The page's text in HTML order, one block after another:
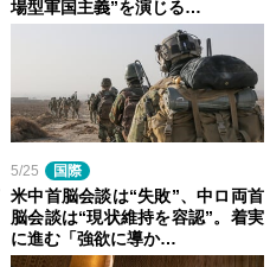
場型軍国主義”を演じる…
5/25 国際
米中首脳会談は“失敗”、中ロ両首
脳会談は“現状維持を容認”。着実
に進む「強欲に導か…